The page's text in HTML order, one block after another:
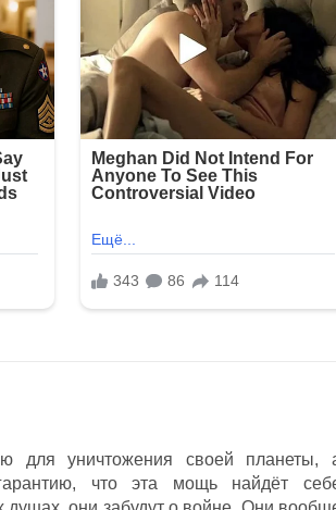
для уничтожения своей планеты,
что эта мощь найдёт